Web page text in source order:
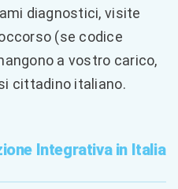
diagnostici, visite
(se codice
a vostro carico,
cittadino italiano.
Integrativa in Italia